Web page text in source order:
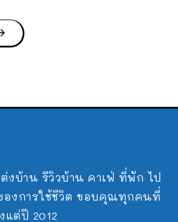
งบ้าน รีวิวบ้าน คาเฟ่ ที่พัก ไป
องการใช้ชีวิต ขอบคุณทุกคนที่
ต่ปี 2012